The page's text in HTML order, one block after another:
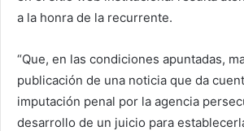
a la honra de la recurrente.
“Que, en las condiciones apuntadas,
publicación de una noticia que da
imputación penal por la agencia
desarrollo de un juicio para